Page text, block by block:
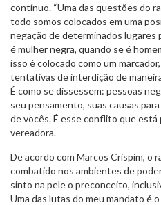
contínuo. “Uma das questões do
todo somos colocados em uma
negação de determinados lugares
é mulher negra, quando se é
isso é colocado como um
tentativas de interdição de
É como se dissessem: pessoas
seu pensamento, suas causas
de vocês. É esse conflito que está
vereadora.
De acordo com Marcos Crispim, o
combatido nos ambientes de
sinto na pele o preconceito,
Uma das lutas do meu mandato é